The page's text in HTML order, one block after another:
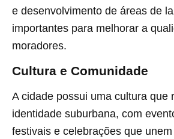
e desenvolvimento de áreas de
importantes para melhorar a
moradores.
Cultura e Comunidade
A cidade possui uma cultura que
identidade suburbana, com
festivais e celebrações que